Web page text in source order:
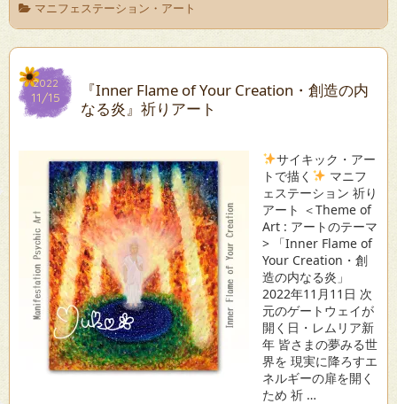
マニフェステーション・アート
2022
11/15
2022
11/15
『Inner Flame of Your Creation・創造の内
なる炎』祈りアート
サイキック・アー
トで描く
マニフ
ェステーション 祈り
アート ＜Theme of
Art : アートのテーマ
> 「Inner Flame of
Your Creation・創
造の内なる炎」
2022年11月11日 次
元のゲートウェイが
開く日・レムリア新
年 皆さまの夢みる世
界を 現実に降ろすエ
ネルギーの扉を開く
ため 祈 …